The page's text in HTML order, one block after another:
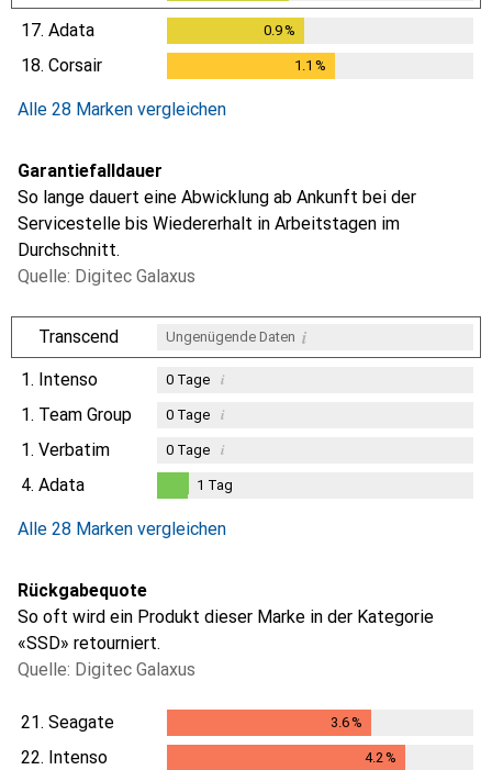
17. Adata 0.9%
18. Corsair 1.1 %
Alle 28 Marken vergleichen
Garantiefalldauer
So lange dauert eine Abwicklung ab Ankunft bei der
Servicestelle bis Wiedererhalt in Arbeitstagen im
Durchschnitt.
Quelle: Digitec Galaxus
Transcend Ungenügende Daten i
1. Intenso 0Tage i
1. Team Group 0Tage i
1. Verbatim 0Tage i
4. Adata 1 Tag
Alle 28 Marken vergleichen
Rückgabequote
So oft wird ein Produkt dieser Marke in der Kategorie
«SSD» retourniert.
Quelle: Digitec Galaxus
21. Seagate 3.6%
22. Intenso 4.2%